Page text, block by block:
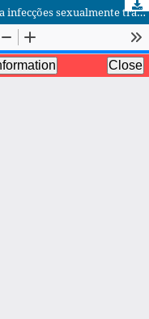
Percepção e testagem sorológica para infecções sexualmente transmissíveis em jovens universitários